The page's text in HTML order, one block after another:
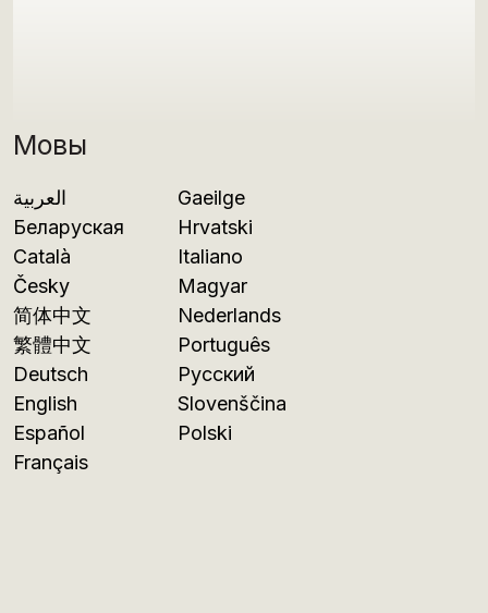
Мовы
العربية
Беларуская
Català
Česky
简体中文
繁體中文
Deutsch
English
Español
Français
Gaeilge
Hrvatski
Italiano
Magyar
Nederlands
Português
Русский
Slovenščina
Polski